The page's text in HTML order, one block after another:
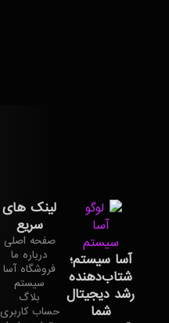
آسا سیستم؛
شتاب‌دهنده
رشد دیجیتال
شما
لینک های
سریع
صفحه اصلی
درباره ما
فروشگاه آسا
سیستم
بلاگ
حساب کاربری